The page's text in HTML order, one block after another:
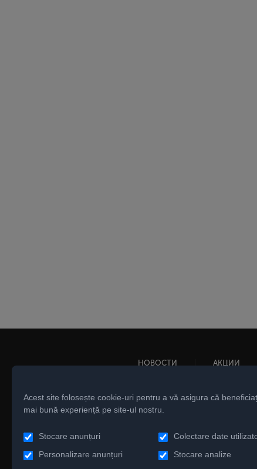
НОВОСТИ АКЦИИ
Acest site folosește cookie-uri pentru a vă asigura că
mai bună experiență pe site-ul nostru.
Stocare anunțuri
Colectare date
Personalizare anunțuri
Stocare analize